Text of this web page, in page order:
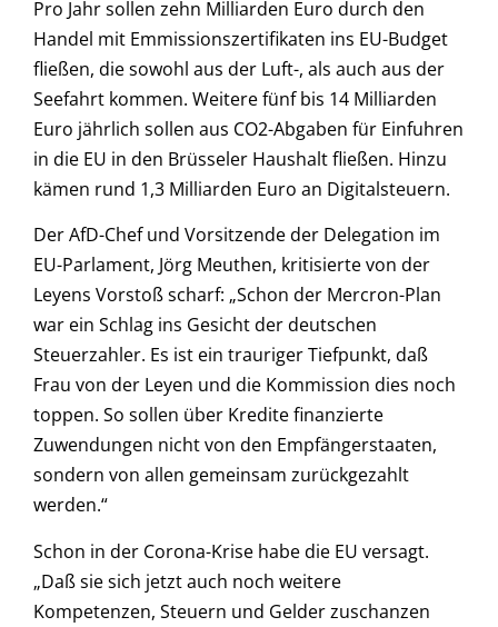
Pro Jahr sollen zehn Milliarden Euro durch den
Handel mit Emmissionszertifikaten ins EU-Budget
fließen, die sowohl aus der Luft-, als auch aus der
Seefahrt kommen. Weitere fünf bis 14 Milliarden
Euro jährlich sollen aus CO2-Abgaben für Einfuhren
in die EU in den Brüsseler Haushalt fließen. Hinzu
kämen rund 1,3 Milliarden Euro an Digitalsteuern.
Der AfD-Chef und Vorsitzende der Delegation im
EU-Parlament, Jörg Meuthen, kritisierte von der
Leyens Vorstoß scharf: „Schon der Mercron-Plan
war ein Schlag ins Gesicht der deutschen
Steuerzahler. Es ist ein trauriger Tiefpunkt, daß
Frau von der Leyen und die Kommission dies noch
toppen. So sollen über Kredite finanzierte
Zuwendungen nicht von den Empfängerstaaten,
sondern von allen gemeinsam zurückgezahlt
werden.“
Schon in der Corona-Krise habe die EU versagt.
„Daß sie sich jetzt auch noch weitere
Kompetenzen, Steuern und Gelder zuschanzen